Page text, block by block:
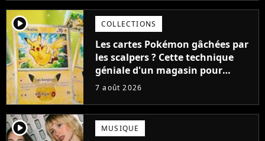
player2 COLLECTIONS
Les cartes Pokémon gâchées par
les scalpers ? Cette technique
géniale d'un magasin pour
ruiner les revendeurs
7 août 2026
player2 MUSIQUE